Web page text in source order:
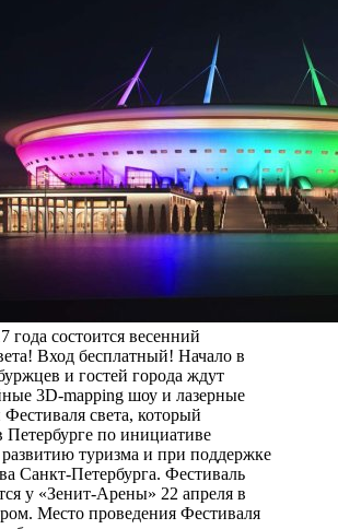
года состоится весенний
Вход бесплатный! Начало в
и гостей города ждут
3D-mapping шоу и лазерные
света, который
Петербурге по инициативе
туризма и при поддержке
Санкт-Петербурга. Фестиваль
у «Зенит-Арены» 22 апреля в
Место проведения Фестиваля